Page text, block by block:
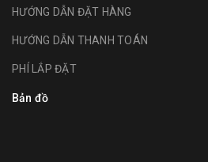
HƯỚNG DẪN ĐẶT HÀNG
HƯỚNG DẪN THANH TOÁN
PHÍ LẮP ĐẶT
Bản đồ